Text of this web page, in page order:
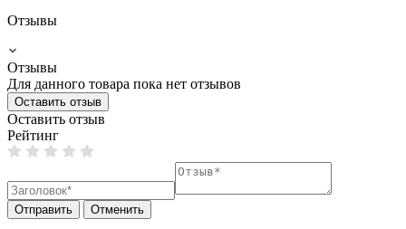
Отзывы
Отзывы
Для данного товара пока нет отзывов
Оставить отзыв
Оставить отзыв
Рейтинг
Отправить Отменить